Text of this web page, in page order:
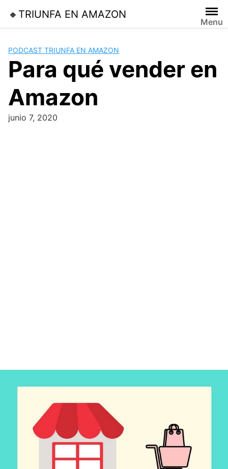
content
🔸TRIUNFA EN AMAZON
Menu
PODCAST TRIUNFA EN AMAZON
Para qué vender en
Amazon
junio 7, 2020